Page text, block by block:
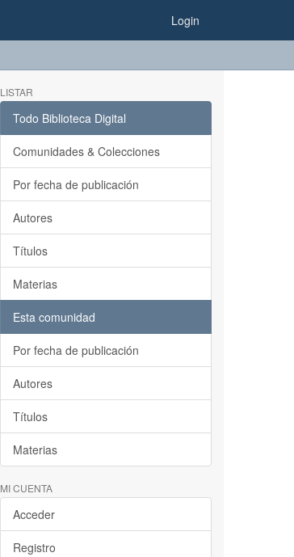
Login
LISTAR
Todo Biblioteca Digital
Comunidades & Colecciones
Por fecha de publicación
Autores
Títulos
Materias
Esta comunidad
Por fecha de publicación
Autores
Títulos
Materias
MI CUENTA
Acceder
Registro